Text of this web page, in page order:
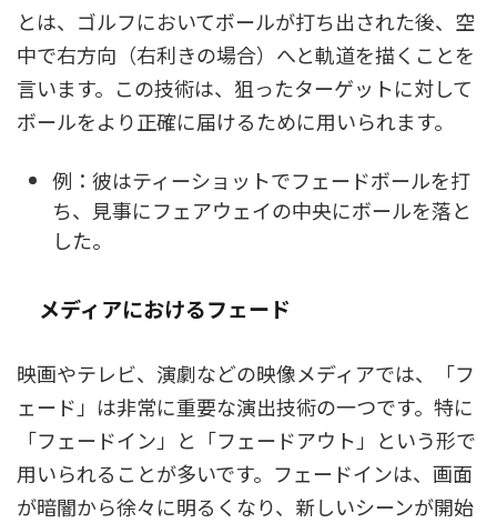
とは、ゴルフにおいてボールが打ち出された後、空
中で右方向（右利きの場合）へと軌道を描くことを
言います。この技術は、狙ったターゲットに対して
ボールをより正確に届けるために用いられます。
例：彼はティーショットでフェードボールを打
ち、見事にフェアウェイの中央にボールを落と
した。
メディアにおけるフェード
映画やテレビ、演劇などの映像メディアでは、「フ
ェード」は非常に重要な演出技術の一つです。特に
「フェードイン」と「フェードアウト」という形で
用いられることが多いです。フェードインは、画面
が暗闇から徐々に明るくなり、新しいシーンが開始